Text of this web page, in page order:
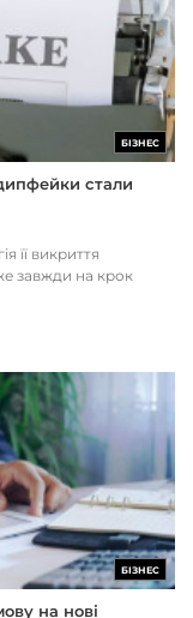
БІЗНЕС
стали
її викриття
завжди на крок
БІЗНЕС
на нові